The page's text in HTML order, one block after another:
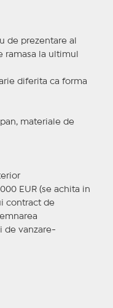
de prezentare al
ramasa la ultimul
diferita ca forma
materiale de
EUR (se achita in
contract de
de vanzare-